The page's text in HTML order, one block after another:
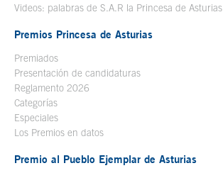
Videos: palabras de S.A.R la Princesa de Asturias
Premios Princesa de Asturias
Premiados
Presentación de candidaturas
Reglamento 2026
Categorías
Especiales
Los Premios en datos
Premio al Pueblo Ejemplar de Asturias